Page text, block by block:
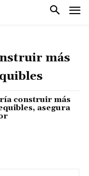
más
construir más
asegura